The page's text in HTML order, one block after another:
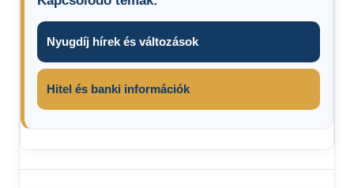
Nyugdíj hírek és változások
Hitel és banki információk